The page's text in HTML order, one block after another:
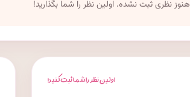
هنوز نظری ثبت نشده. اولین نظر را شما بگذارید!
اولین نظر را شما ثبت کنید!